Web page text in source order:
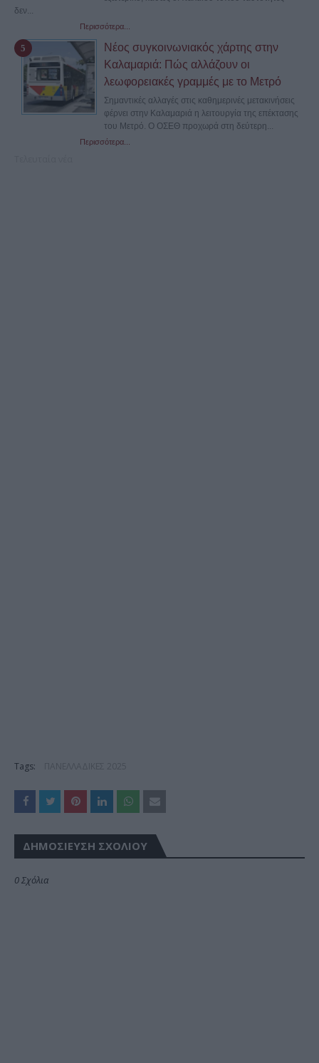
δεν...
Περισσότερα...
Νέος συγκοινωνιακός χάρτης στην
Καλαμαριά: Πώς αλλάζουν οι
λεωφορειακές γραμμές με το Μετρό
Σημαντικές αλλαγές στις καθημερινές μετακινήσεις
φέρνει στην Καλαμαριά η λειτουργία της επέκτασης
του Μετρό. Ο ΟΣΕΘ προχωρά στη δεύτερη...
Περισσότερα...
Tags:
ΔΗΜΟΣΊΕΥΣΗ ΣΧΟΛΊΟΥ
0 Σχόλια